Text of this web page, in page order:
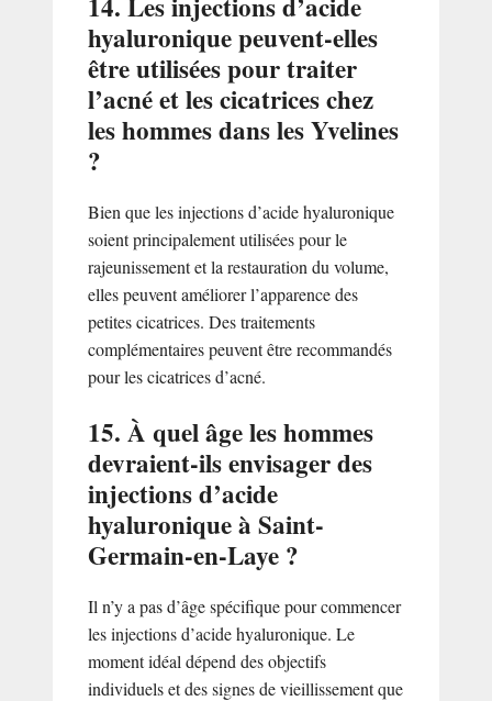
hyaluronique peuvent-elles
être utilisées pour traiter
l’acné et les cicatrices chez
les hommes dans les Yvelines
?
Bien que les injections d’acide hyaluronique
soient principalement utilisées pour le
rajeunissement et la restauration du volume,
elles peuvent améliorer l’apparence des
petites cicatrices. Des traitements
complémentaires peuvent être recommandés
pour les cicatrices d’acné.
15. À quel âge les hommes
devraient-ils envisager des
injections d’acide
hyaluronique à Saint-
Germain-en-Laye ?
Il n’y a pas d’âge spécifique pour commencer
les injections d’acide hyaluronique. Le
moment idéal dépend des objectifs
individuels et des signes de vieillissement que